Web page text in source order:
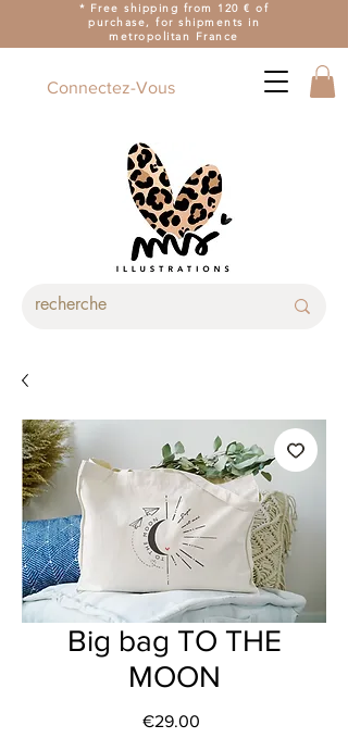
* Free shipping from 120 € of
purchase, for shipments in
metropolitan France
Connectez-Vous
Big bag TO THE
MOON
€29.00